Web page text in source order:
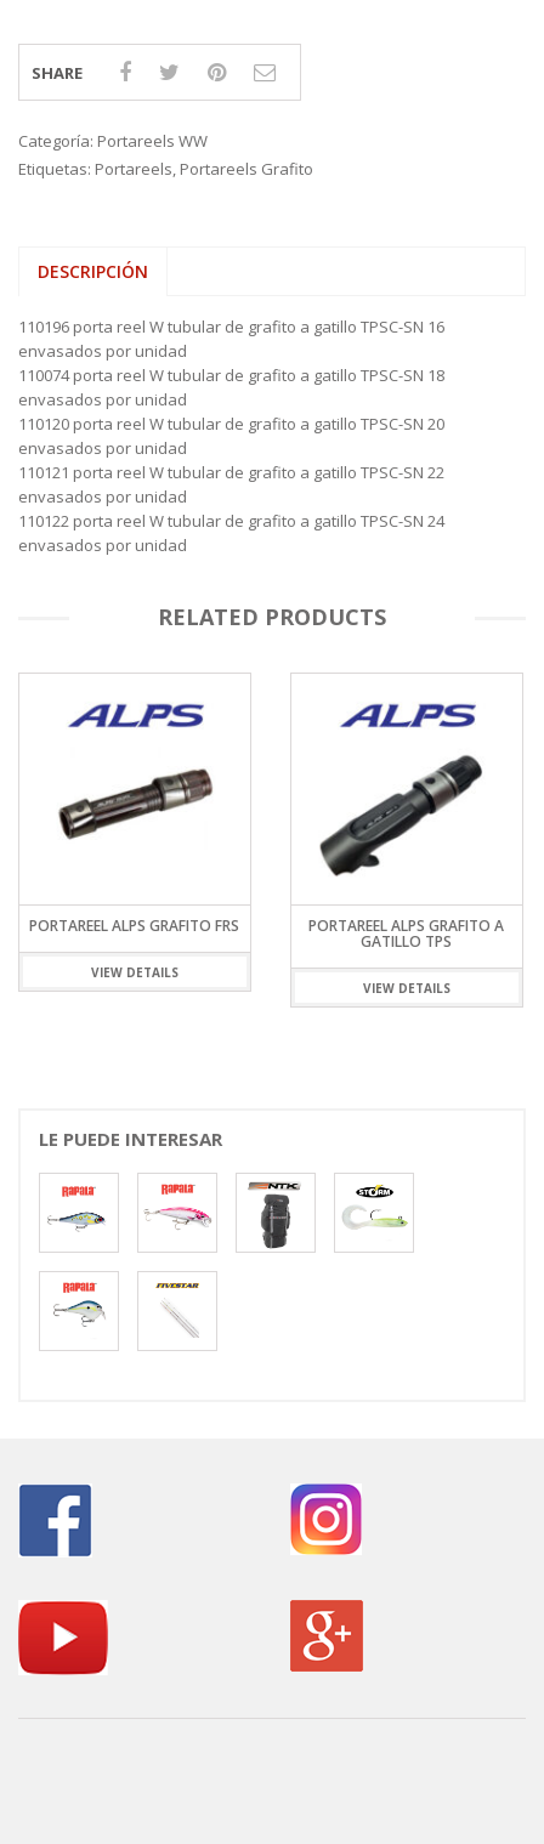
SHARE
Categoría: Portareels WW
Etiquetas: Portareels, Portareels Grafito
DESCRIPCIÓN
110196 porta reel W tubular de grafito a gatillo TPSC-SN 16
envasados por unidad
110074 porta reel W tubular de grafito a gatillo TPSC-SN 18
envasados por unidad
110120 porta reel W tubular de grafito a gatillo TPSC-SN 20
envasados por unidad
110121 porta reel W tubular de grafito a gatillo TPSC-SN 22
envasados por unidad
110122 porta reel W tubular de grafito a gatillo TPSC-SN 24
envasados por unidad
RELATED PRODUCTS
PORTAREEL ALPS GRAFITO FRS
VIEW DETAILS
PORTAREEL ALPS GRAFITO A
GATILLO TPS
VIEW DETAILS
LE PUEDE INTERESAR